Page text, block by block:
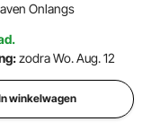
voor
4S
Onlangs
zodra Wo. Aug. 12
winkelwagen